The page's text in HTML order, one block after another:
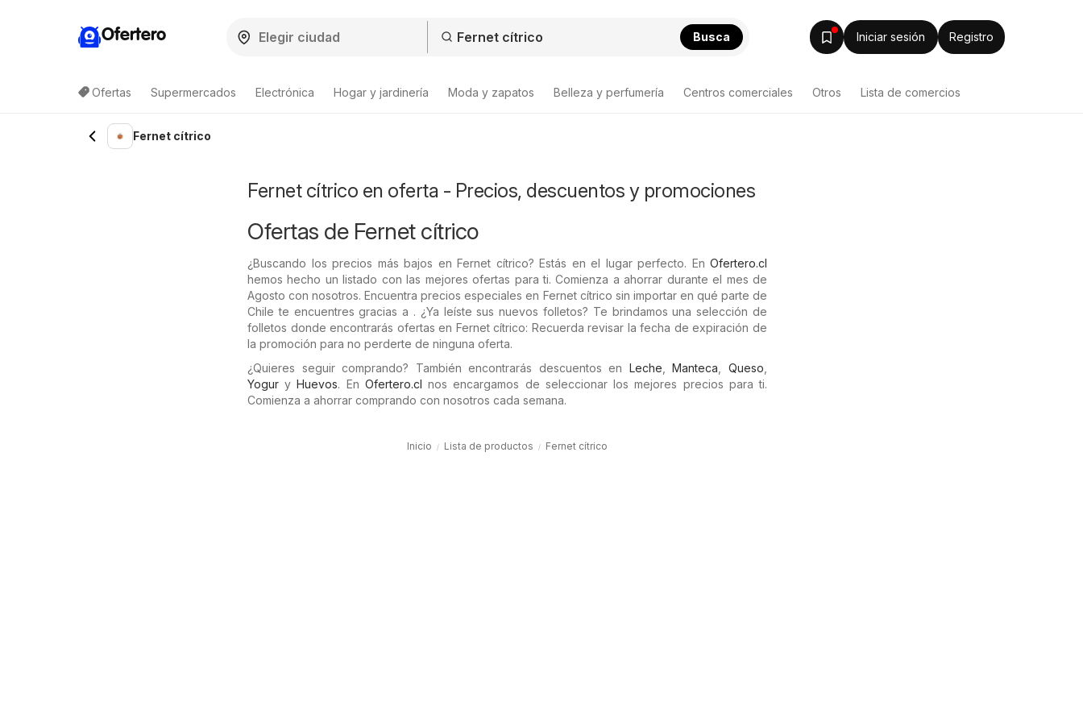
Ofertero Busca Iniciar sesión Registro
Ofertas Supermercados Electrónica Hogar y jardinería Moda y zapatos Belleza y perfumería Centros comerciales Otros Lista de comercios
Lista de productosFernet cítrico
Fernet cítrico en oferta - Precios, descuentos y promociones
Ofertas de Fernet cítrico
¿Buscando los precios más bajos en Fernet cítrico? Estás en el lugar perfecto. En Ofertero.cl
hemos hecho un listado con las mejores ofertas para ti. Comienza a ahorrar durante el mes de
Agosto con nosotros. Encuentra precios especiales en Fernet cítrico sin importar en qué parte de
Chile te encuentres gracias a . ¿Ya leíste sus nuevos folletos? Te brindamos una selección de
folletos donde encontrarás ofertas en Fernet cítrico: Recuerda revisar la fecha de expiración de
la promoción para no perderte de ninguna oferta.
¿Quieres seguir comprando? También encontrarás descuentos en Leche ,Manteca ,Queso
Yogur yHuevos. En Ofertero.cl nos encargamos de seleccionar los mejores precios para ti.
Comienza a ahorrar comprando con nosotros cada semana.
Inicio Lista de productos Fernet cítrico